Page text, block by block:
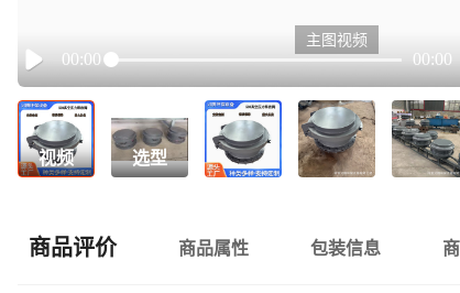
Play
00:00 00:00
主图视频
视频 选型
商品评价 商品属性 包装信息